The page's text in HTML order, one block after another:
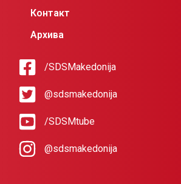
Контакт
Архива
/SDSMakedonija
@sdsmakedonija
/SDSMtube
@sdsmakedonija